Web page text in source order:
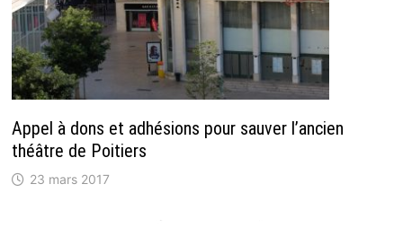
Appel à dons et adhésions pour sauver l’ancien
théâtre de Poitiers
23 mars 2017